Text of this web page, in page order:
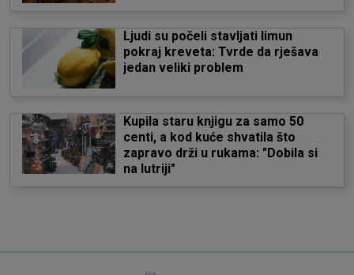
Ljudi su počeli stavljati limun
pokraj kreveta: Tvrde da rješava
jedan veliki problem
Kupila staru knjigu za samo 50
centi, a kod kuće shvatila što
zapravo drži u rukama: "Dobila si
na lutriji"